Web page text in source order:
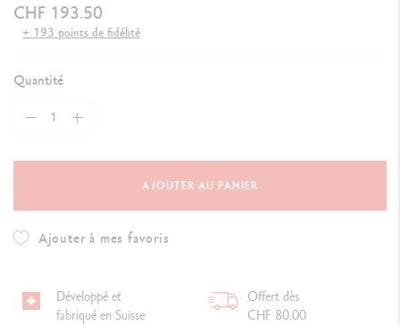
CHF 193.50
+ 193 points de fidélité
Quantité
AJOUTER AU PANIER
Ajouter à mes favoris
Développé et
fabriqué en Suisse
Offert dès
CHF 80.00